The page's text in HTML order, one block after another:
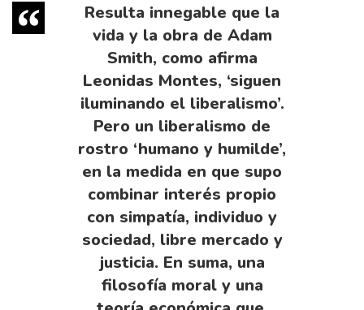
Resulta innegable que la
vida y la obra de Adam
Smith, como afirma
Leonidas Montes, ‘siguen
iluminando el liberalismo’.
Pero un liberalismo de
rostro ‘humano y humilde’,
en la medida en que supo
combinar interés propio
con simpatía, individuo y
sociedad, libre mercado y
justicia. En suma, una
filosofía moral y una